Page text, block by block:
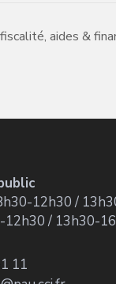
aides &
12h30 /
12h30 / 13h30-
11